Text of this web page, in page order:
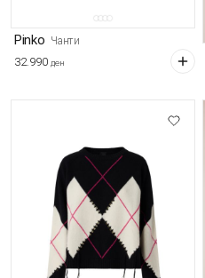
Pinko Чанти
32.990 ден